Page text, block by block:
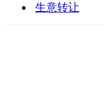
生意转让